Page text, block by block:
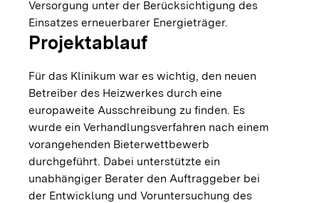
Versorgung unter der Berücksichtigung des
Einsatzes erneuerbarer Energieträger.
Projektablauf
Für das Klinikum war es wichtig, den neuen
Betreiber des Heizwerkes durch eine
europaweite Ausschreibung zu finden. Es
wurde ein Verhandlungsverfahren nach einem
vorangehenden Bieterwettbewerb
durchgeführt. Dabei unterstützte ein
unabhängiger Berater den Auftraggeber bei
der Entwicklung und Voruntersuchung des